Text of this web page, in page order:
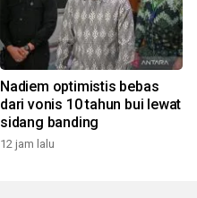
Nadiem optimistis bebas
dari vonis 10 tahun bui lewat
sidang banding
12 jam lalu